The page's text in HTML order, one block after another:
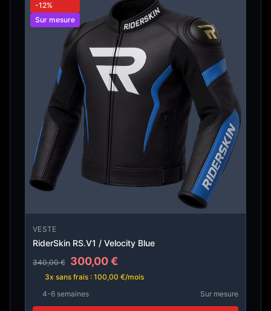
-12%
Sur mesure
VESTE
RiderSkin RS.V1 / Velocity Blue
340,00 € 300,00 €
3x sans frais : 100,00 €/mois
4-6 semaines
Sur mesure